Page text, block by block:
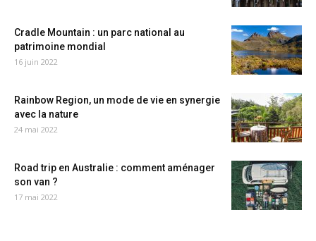
Cradle Mountain : un parc national au
patrimoine mondial
16 juin 2022
Rainbow Region, un mode de vie en synergie
avec la nature
24 mai 2022
Road trip en Australie : comment aménager
son van ?
17 mai 2022